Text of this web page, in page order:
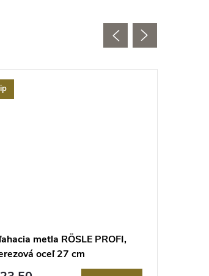
metla RÖSLE PROFI,
oceľ 27 cm